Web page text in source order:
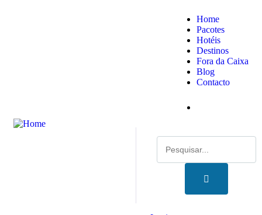
Home
Pacotes
Hotéis
Destinos
Fora da Caixa
Blog
Contacto